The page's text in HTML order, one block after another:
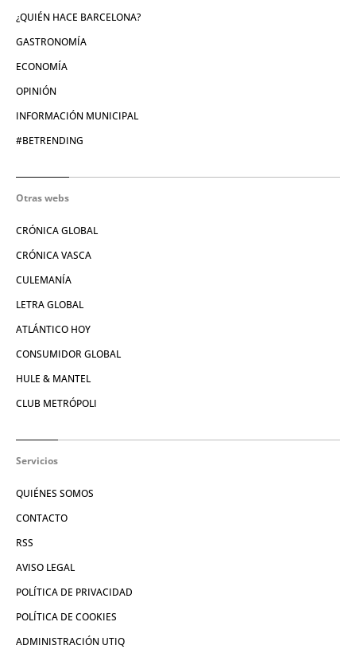
¿QUIÉN HACE BARCELONA?
GASTRONOMÍA
ECONOMÍA
OPINIÓN
INFORMACIÓN MUNICIPAL
#BETRENDING
Otras webs
CRÓNICA GLOBAL
CRÓNICA VASCA
CULEMANÍA
LETRA GLOBAL
ATLÁNTICO HOY
CONSUMIDOR GLOBAL
HULE & MANTEL
CLUB METRÓPOLI
Servicios
QUIÉNES SOMOS
CONTACTO
RSS
AVISO LEGAL
POLÍTICA DE PRIVACIDAD
POLÍTICA DE COOKIES
ADMINISTRACIÓN UTIQ